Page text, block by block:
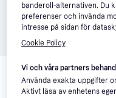
Relaterade
Vi har plockat fram ett
banderoll-alternativen. Du
preferenser och invända
intresse på sidan för
Cookie Policy
Vi och våra partners
Använda exakta uppgifter
Aktivt läsa av enhetens